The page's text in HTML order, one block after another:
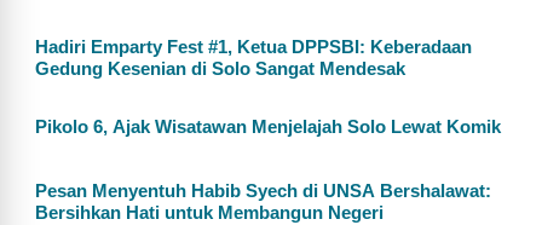
Hadiri Emparty Fest #1, Ketua DPPSBI: Keberadaan
Gedung Kesenian di Solo Sangat Mendesak
Pikolo 6, Ajak Wisatawan Menjelajah Solo Lewat Komik
Pesan Menyentuh Habib Syech di UNSA Bershalawat:
Bersihkan Hati untuk Membangun Negeri